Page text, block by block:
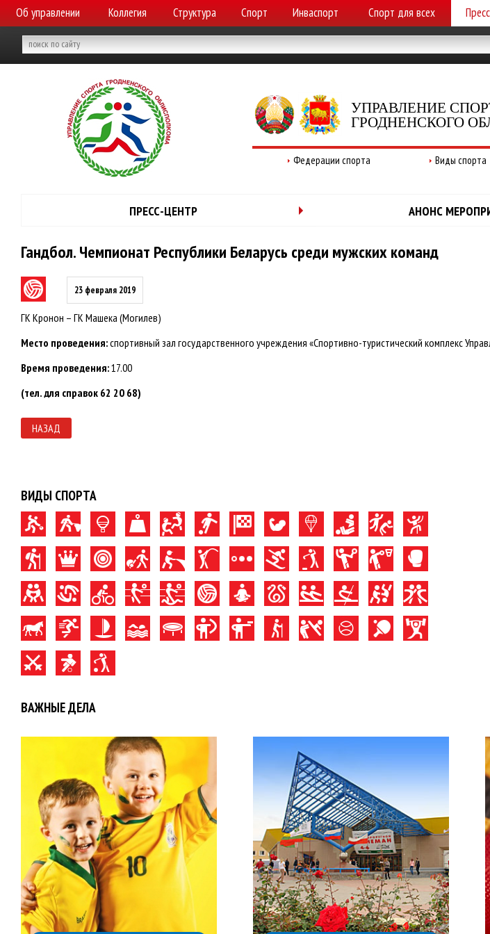
Об управлении Коллегия Структура Спорт Инваспорт Спорт для всех
УПРАВЛЕНИЕ
ГРОДНЕНСКОГО
Федерации спорта Виды спорта
ПРЕСС-ЦЕНТР АНОНС
Гандбол. Чемпионат Республики Беларусь среди мужских команд
23 февраля 2019
ГК Кронон – ГК Машека (Могилев)
Место проведения:спортивный зал государственного учреждения «Спортивно-туристический комплекс
Время проведения:17.00
(тел. для справок 62 20 68)
НАЗАД
ВИДЫ СПОРТА
ВАЖНЫЕ ДЕЛА